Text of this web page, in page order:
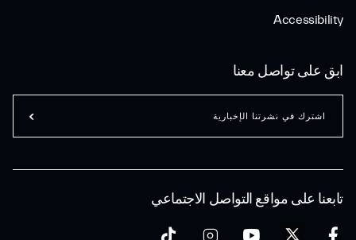
Accessibility
تابعنا على مواقع التواصل الاجتماعي
ابق على تواصل معنا
اشترك في نشرتنا الإخبارية